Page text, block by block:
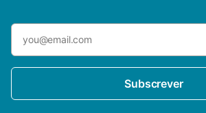
Subscrever